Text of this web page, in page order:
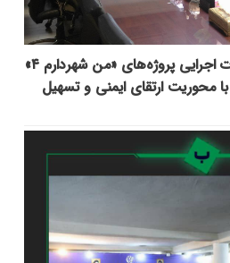
تداوم عملیات اجرایی پروژه‌های «من شهردارم ۴»
در منطقه ۹ با محوریت ارتقای ایمنی و تسهیل